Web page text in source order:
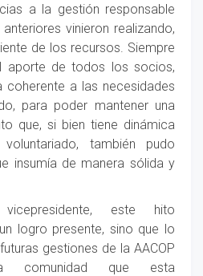
a la gestión responsable
vinieron realizando,
de los recursos. Siempre
aporte de todos los socios,
coherente a las necesidades
para poder mantener una
que, si bien tiene dinámica
también pudo
insumía de manera sólida y
este hito
logro presente, sino que lo
gestiones de la AACOP
que esta